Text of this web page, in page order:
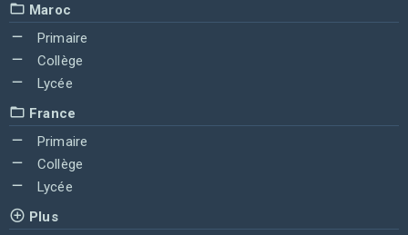
Maroc
Primaire
Collège
Lycée
France
Primaire
Collège
Lycée
Plus